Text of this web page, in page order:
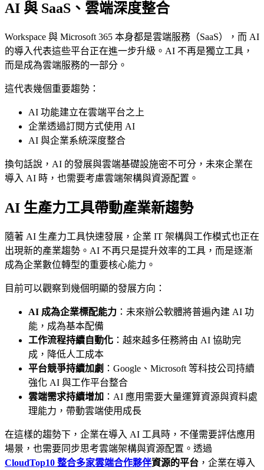
AI 與 SaaS、雲端深度整合
Workspace 與 Microsoft 365 本身都是雲端服務（SaaS），而 AI
的導入代表這些平台正在進一步升級。AI 不再是獨立工具，
而是成為雲端服務的一部分。
這代表幾個重要趨勢：
AI 功能建立在雲端平台之上
企業透過訂閱方式使用 AI
AI 與企業系統深度整合
換句話說，AI 的發展與雲端基礎設施密不可分，未來企業在
導入 AI 時，也需要考慮雲端架構與資源配置。
AI 生產力工具帶動產業新趨勢
隨著 AI 生產力工具快速發展，企業 IT 架構與工作模式也正在
出現新的產業趨勢。AI 不再只是提升效率的工具，而是逐漸
成為企業數位轉型的重要核心能力。
目前可以觀察到幾個明顯的發展方向：
AI 成為企業標配能力 ：未來辦公軟體將普遍內建 AI 功
能，成為基本配備
工作流程持續自動化 ：越來越多任務將由 AI 協助完
成，降低人工成本
平台競爭持續加劇 ：Google、Microsoft 等科技公司持續
強化 AI 與工作平台整合
雲端需求持續增加 ：AI 應用需要大量運算資源與資料處
理能力，帶動雲端使用成長
在這樣的趨勢下，企業在導入 AI 工具時，不僅需要評估應用
場景，也需要同步思考雲端架構與資源配置。透過
CloudTop10 整合多家雲端合作夥伴資源的平台 ，企業在導入